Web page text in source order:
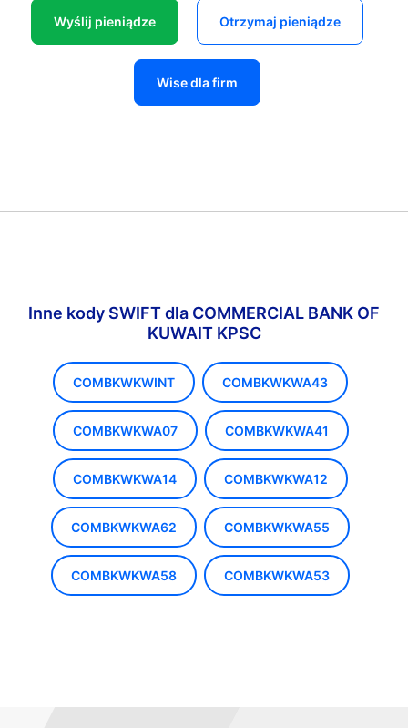
Wyślij pieniądze Otrzymaj pieniądze
Wise dla firm
Inne kody SWIFT dla COMMERCIAL BANK OF
KUWAIT KPSC
COMBKWKWINT COMBKWKWA43
COMBKWKWA07 COMBKWKWA41
COMBKWKWA14 COMBKWKWA12
COMBKWKWA62 COMBKWKWA55
COMBKWKWA58 COMBKWKWA53